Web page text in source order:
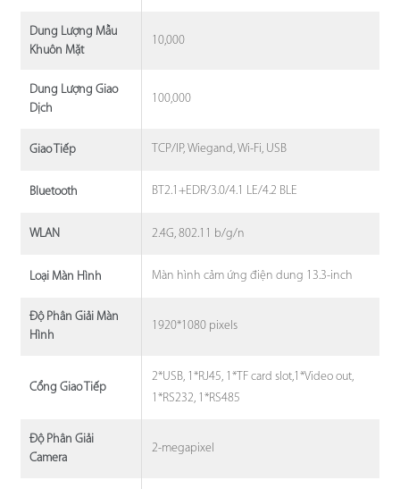
Dung Lượng Mẫu
Khuôn Mặt
10,000
Dung Lượng Giao
Dịch
100,000
Giao Tiếp TCP/IP, Wiegand, Wi-Fi, USB
Bluetooth BT2.1+EDR/3.0/4.1 LE/4.2 BLE
WLAN 2.4G, 802.11 b/g/n
Loại Màn Hình Màn hình cảm ứng điện dung 13.3-inch
Độ Phân Giải Màn
Hình
1920*1080 pixels
Cổng Giao Tiếp
2*USB, 1*RJ45, 1*TF card slot,1*Video out,
1*RS232, 1*RS485
Độ Phân Giải
Camera
2-megapixel